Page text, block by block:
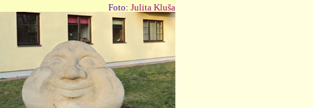
Foto: Julita Kluša